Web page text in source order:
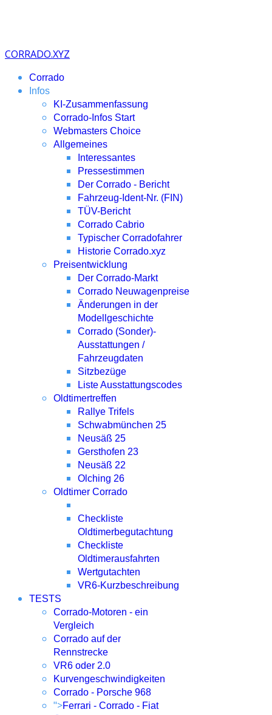
CORRADO.XYZ
Corrado
Infos
KI-Zusammenfassung
Corrado-Infos Start
Webmasters Choice
Allgemeines
Interessantes
Pressestimmen
Der Corrado - Bericht
Fahrzeug-Ident-Nr. (FIN)
TÜV-Bericht
Corrado Cabrio
Typischer Corradofahrer
Historie Corrado.xyz
Preisentwicklung
Der Corrado-Markt
Corrado Neuwagenpreise
Änderungen in der
Modellgeschichte
Corrado (Sonder)-
Ausstattungen /
Fahrzeugdaten
Sitzbezüge
Liste Ausstattungscodes
Oldtimertreffen
Rallye Trifels
Schwabmünchen 25
Neusäß 25
Gersthofen 23
Neusäß 22
Olching 26
Oldtimer Corrado
Checkliste
Oldtimerbegutachtung
Checkliste
Oldtimerausfahrten
Wertgutachten
VR6-Kurzbeschreibung
TESTS
Corrado-Motoren - ein
Vergleich
Corrado auf der
Rennstrecke
VR6 oder 2.0
Kurvengeschwindigkeiten
Corrado - Porsche 968
">Ferrari - Corrado - Fiat